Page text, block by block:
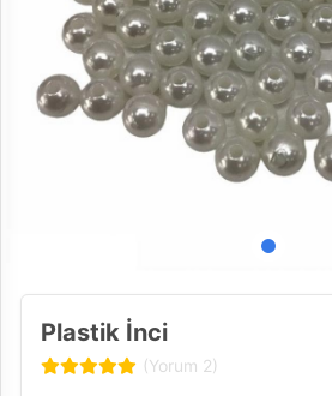
Plastik İnci
(Yorum 2)